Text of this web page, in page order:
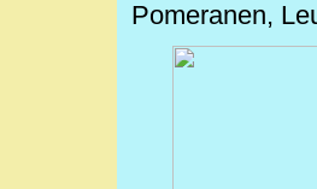
Pomeranen,